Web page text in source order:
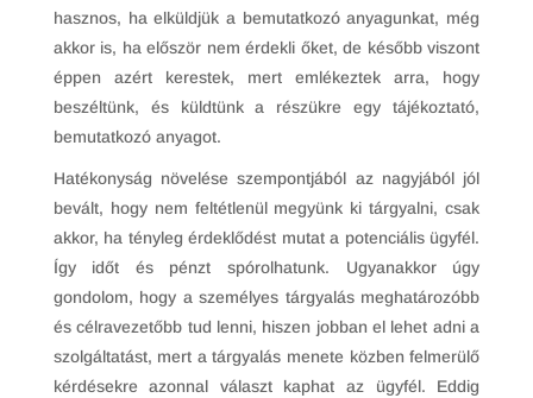
hasznos, ha elküldjük a bemutatkozó anyagunkat, még
akkor is, ha először nem érdekli őket, de később viszont
éppen azért kerestek, mert emlékeztek arra, hogy
beszéltünk, és küldtünk a részükre egy tájékoztató,
bemutatkozó anyagot.
Hatékonyság növelése szempontjából az nagyjából jól
bevált, hogy nem feltétlenül megyünk ki tárgyalni, csak
akkor, ha tényleg érdeklődést mutat a potenciális ügyfél.
Így időt és pénzt spórolhatunk. Ugyanakkor úgy
gondolom, hogy a személyes tárgyalás meghatározóbb
és célravezetőbb tud lenni, hiszen jobban el lehet adni a
szolgáltatást, mert a tárgyalás menete közben felmerülő
kérdésekre azonnal választ kaphat az ügyfél. Eddig